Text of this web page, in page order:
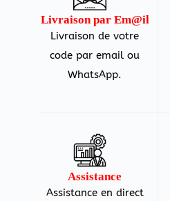
Livraison par Em@il
Livraison de votre
code par email ou
WhatsApp.
Assistance
Assistance en direct